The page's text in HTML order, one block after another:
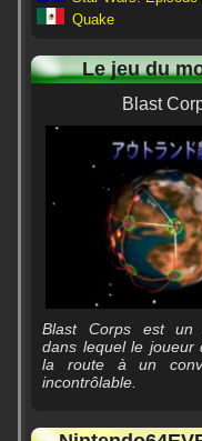
Quake
Le jeu du
Blast
Blast Corps est un
dans lequel le joueur
la route à un
incontrôlable.